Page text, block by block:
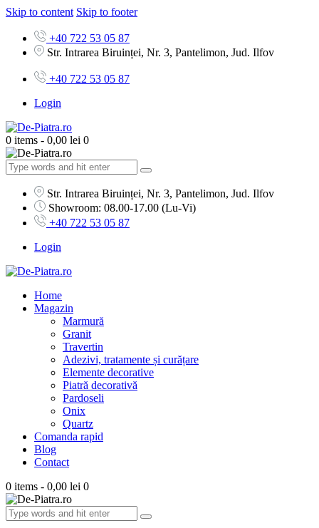
Skip to content Skip to footer
+40 722 53 05 87
Str. Intrarea Biruinței, Nr. 3, Pantelimon, Jud. Ilfov
+40 722 53 05 87
Login
0 items - 0,00 lei 0
Str. Intrarea Biruinței, Nr. 3, Pantelimon, Jud. Ilfov
Showroom: 08.00-17.00 (Lu-Vi)
+40 722 53 05 87
Login
Home
Magazin
Marmură
Granit
Travertin
Adezivi, tratamente și curățare
Elemente decorative
Piatră decorativă
Pardoseli
Onix
Quartz
Comanda rapid
Blog
Contact
0 items - 0,00 lei 0